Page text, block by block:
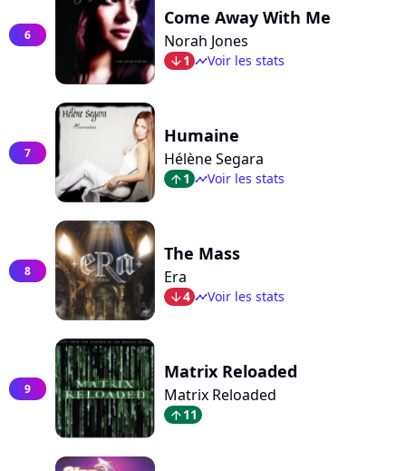
6
Come Away With Me
Norah Jones
arrow_bot1 timelineVoir les stats
7
Humaine
Hélène Segara
arrow_top1 timelineVoir les stats
8
The Mass
Era
arrow_bot4 timelineVoir les stats
9
Matrix Reloaded
Matrix Reloaded
arrow_top11